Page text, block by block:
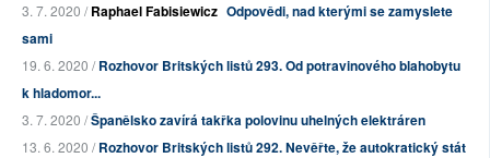
3. 7. 2020 /Raphael Fabisiewicz Odpovědi, nad kterými se zamyslete
sami
19. 6. 2020 /Rozhovor Britských listů 293. Od potravinového blahobytu
k hladomor...
3. 7. 2020 /Španělsko zavírá takřka polovinu uhelných elektráren
13. 6. 2020 /Rozhovor Britských listů 292. Nevěřte, že autokratický stát